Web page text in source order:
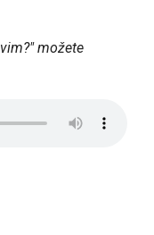
možete